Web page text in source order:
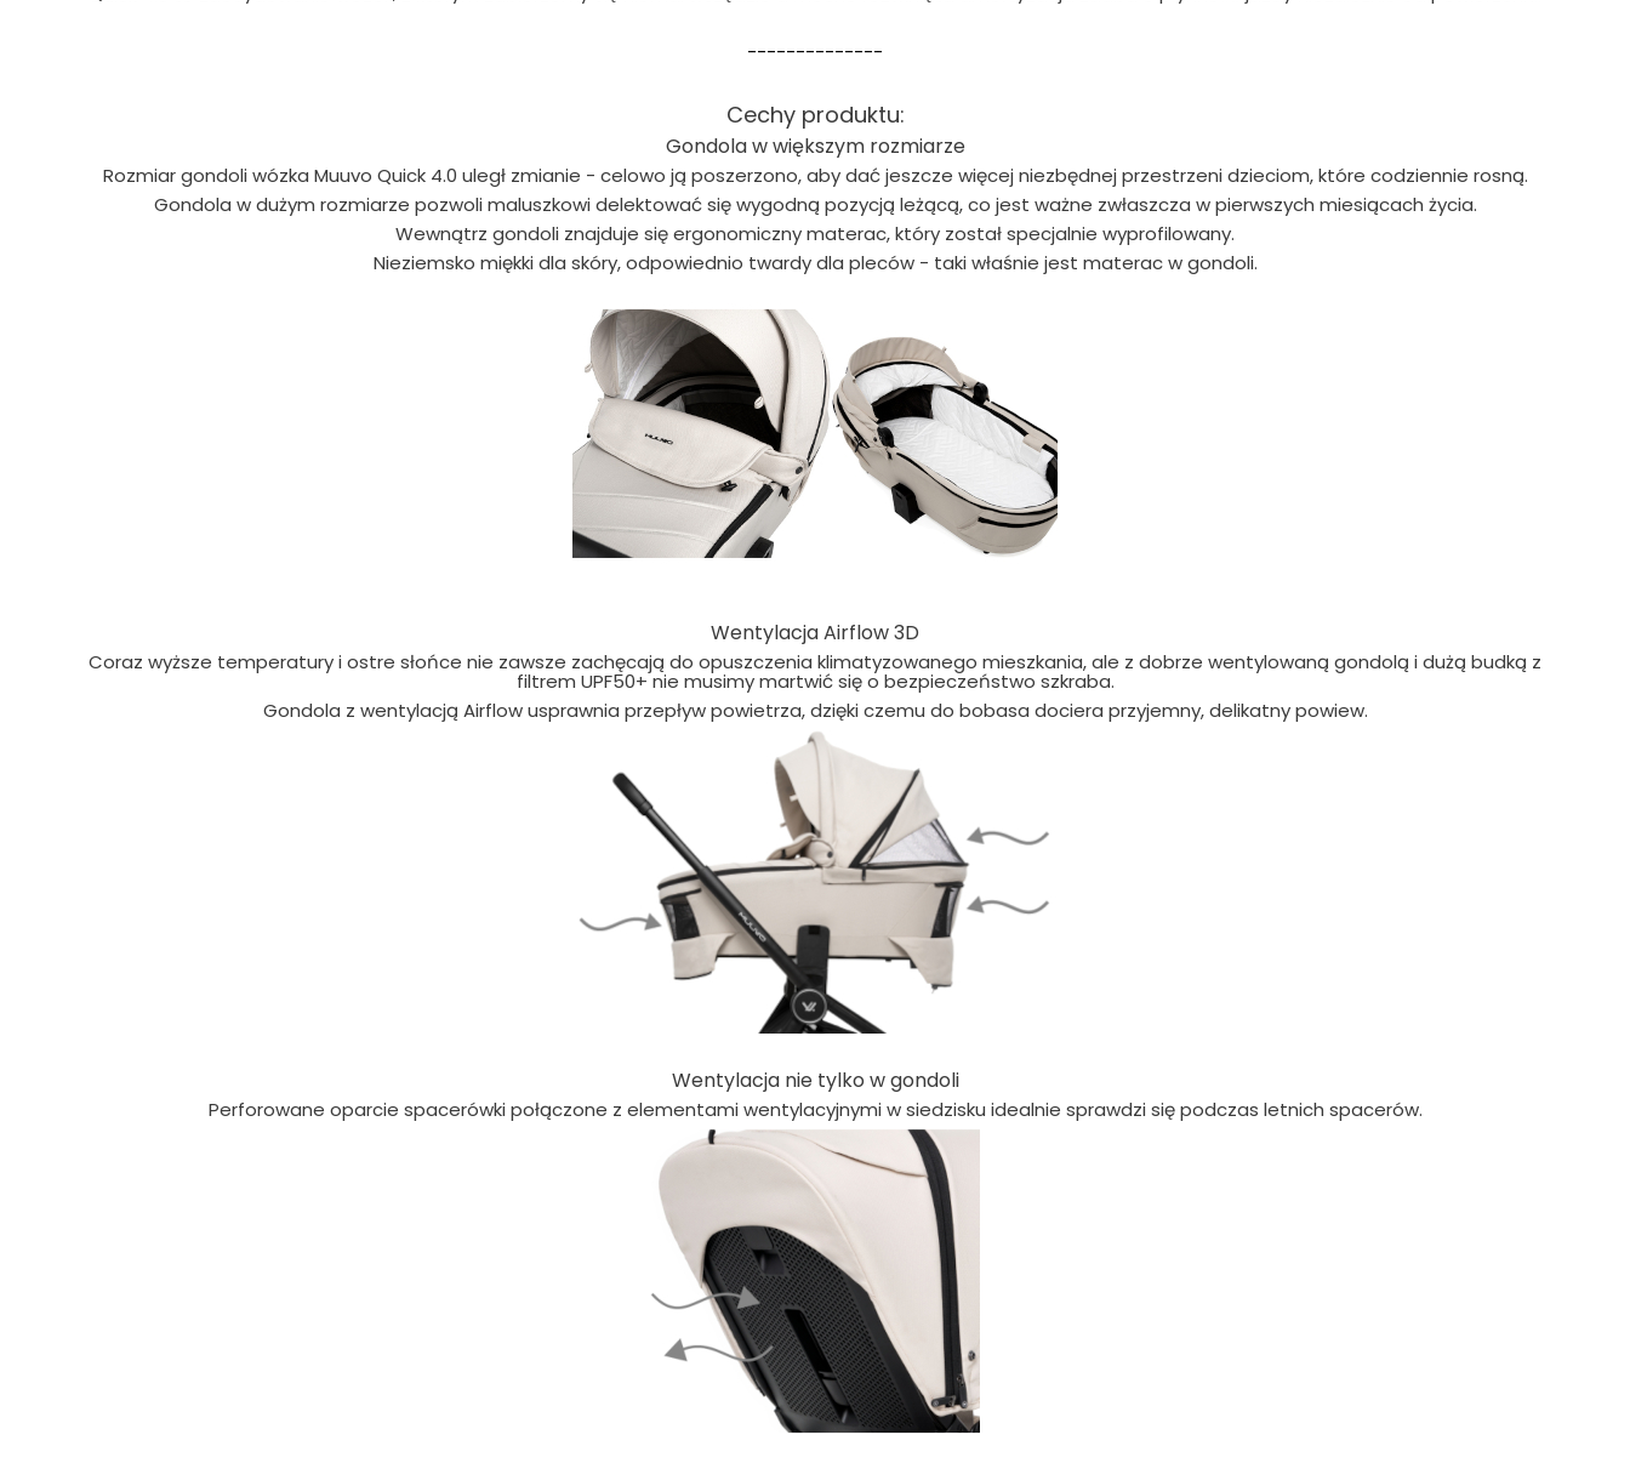
--------------
Cechy produktu:
Gondola w większym rozmiarze
Rozmiar gondoli wózka Muuvo Quick 4.0 uległ zmianie - celowo ją poszerzono, aby dać jeszcze więcej niezbędnej przestrzeni dzieciom, które codziennie rosną.
Gondola w dużym rozmiarze pozwoli maluszkowi delektować się wygodną pozycją leżącą, co jest ważne zwłaszcza w pierwszych miesiącach życia.
Wewnątrz gondoli znajduje się ergonomiczny materac, który został specjalnie wyprofilowany.
Nieziemsko miękki dla skóry, odpowiednio twardy dla pleców - taki właśnie jest materac w gondoli.
Wentylacja Airflow 3D
Coraz wyższe temperatury i ostre słońce nie zawsze zachęcają do opuszczenia klimatyzowanego mieszkania, ale z dobrze wentylowaną gondolą i dużą budką z
filtrem UPF50+ nie musimy martwić się o bezpieczeństwo szkraba.
Gondola z wentylacją Airflow usprawnia przepływ powietrza, dzięki czemu do bobasa dociera przyjemny, delikatny powiew.
Wentylacja nie tylko w gondoli
Perforowane oparcie spacerówki połączone z elementami wentylacyjnymi w siedzisku idealnie sprawdzi się podczas letnich spacerów.